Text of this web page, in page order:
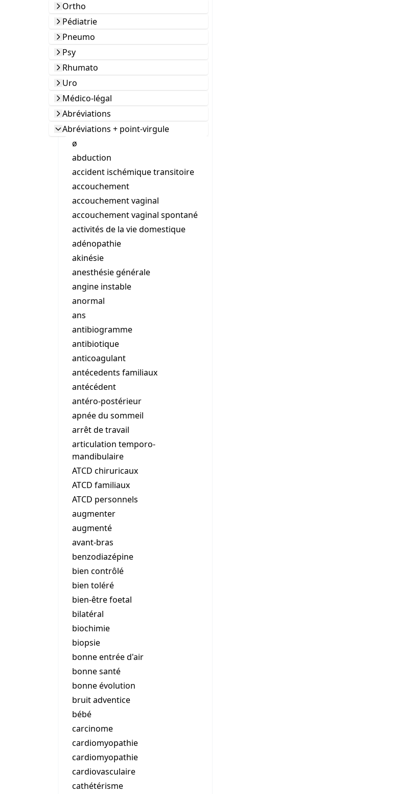
Ortho
Pédiatrie
Pneumo
Psy
Rhumato
Uro
Médico-légal
Abréviations
Abréviations + point-virgule
ø
abduction
accident ischémique transitoire
accouchement
accouchement vaginal
accouchement vaginal spontané
activités de la vie domestique
adénopathie
akinésie
anesthésie générale
angine instable
anormal
ans
antibiogramme
antibiotique
anticoagulant
antécedents familiaux
antécédent
antéro-postérieur
apnée du sommeil
arrêt de travail
articulation temporo-
mandibulaire
ATCD chiruricaux
ATCD familiaux
ATCD personnels
augmenter
augmenté
avant-bras
benzodiazépine
bien contrôlé
bien toléré
bien-être foetal
bilatéral
biochimie
biopsie
bonne entrée d'air
bonne santé
bonne évolution
bruit adventice
bébé
carcinome
cardiomyopathie
cardiomyopathie
cardiovasculaire
cathétérisme